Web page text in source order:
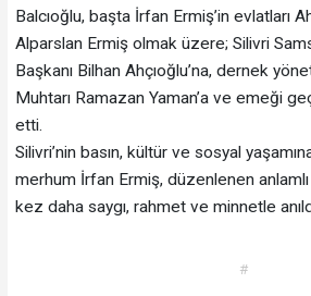
Balcıoğlu, başta İrfan Ermiş’in evlatları
Alparslan Ermiş olmak üzere; Silivri
Başkanı Bilhan Ahçıoğlu’na, dernek
Muhtarı Ramazan Yaman’a ve emeği
etti.
Silivri’nin basın, kültür ve sosyal
merhum İrfan Ermiş, düzenlenen
kez daha saygı, rahmet ve minnetle
#